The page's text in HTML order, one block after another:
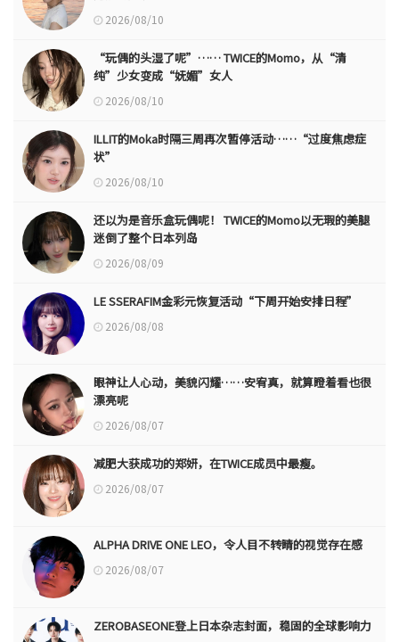
2026/08/10
“玩偶的头湿了呢”…… TWICE的Momo，从“清
纯”少女变成“妩媚”女人
2026/08/10
ILLIT的Moka时隔三周再次暂停活动……“过度焦虑症
状”
2026/08/10
还以为是音乐盒玩偶呢！ TWICE的Momo以无瑕的美腿
迷倒了整个日本列岛
2026/08/09
LE SSERAFIM金彩元恢复活动“下周开始安排日程”
2026/08/08
眼神让人心动，美貌闪耀……安宥真，就算瞪着看也很
漂亮呢
2026/08/07
减肥大获成功的郑妍，在TWICE成员中最瘦。
2026/08/07
ALPHA DRIVE ONE LEO，令人目不转睛的视觉存在感
2026/08/07
ZEROBASEONE登上日本杂志封面，稳固的全球影响力